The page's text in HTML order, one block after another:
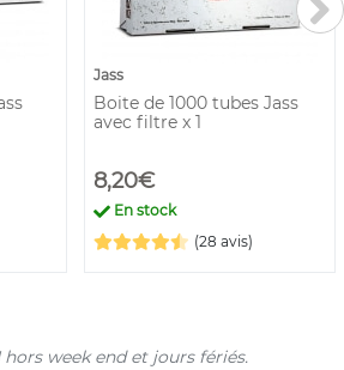
Jass
Boite de 1000 tubes Jass
avec filtre x 1
8,20€
En stock
(28 avis)
week end et jours fériés.